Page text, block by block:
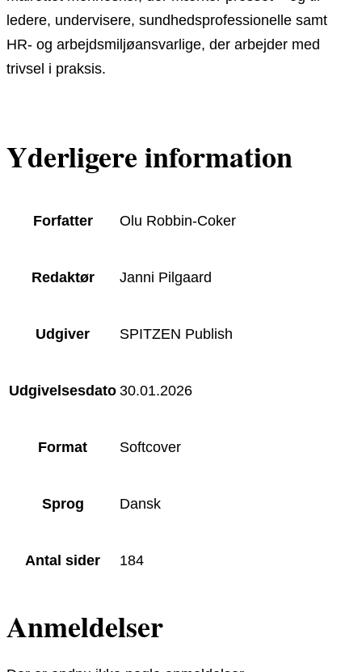
ledere, undervisere, sundhedsprofessionelle samt
HR- og arbejdsmiljøansvarlige, der arbejder med
trivsel i praksis.
Yderligere information
Forfatter Olu Robbin-Coker
Redaktør Janni Pilgaard
Udgiver SPITZEN Publish
Udgivelsesdato 30.01.2026
Format Softcover
Sprog Dansk
Antal sider 184
Anmeldelser